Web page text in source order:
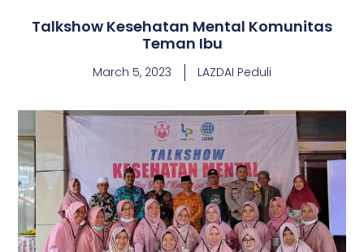
Talkshow Kesehatan Mental Komunitas
Teman Ibu
March 5, 2023 LAZDAI Peduli